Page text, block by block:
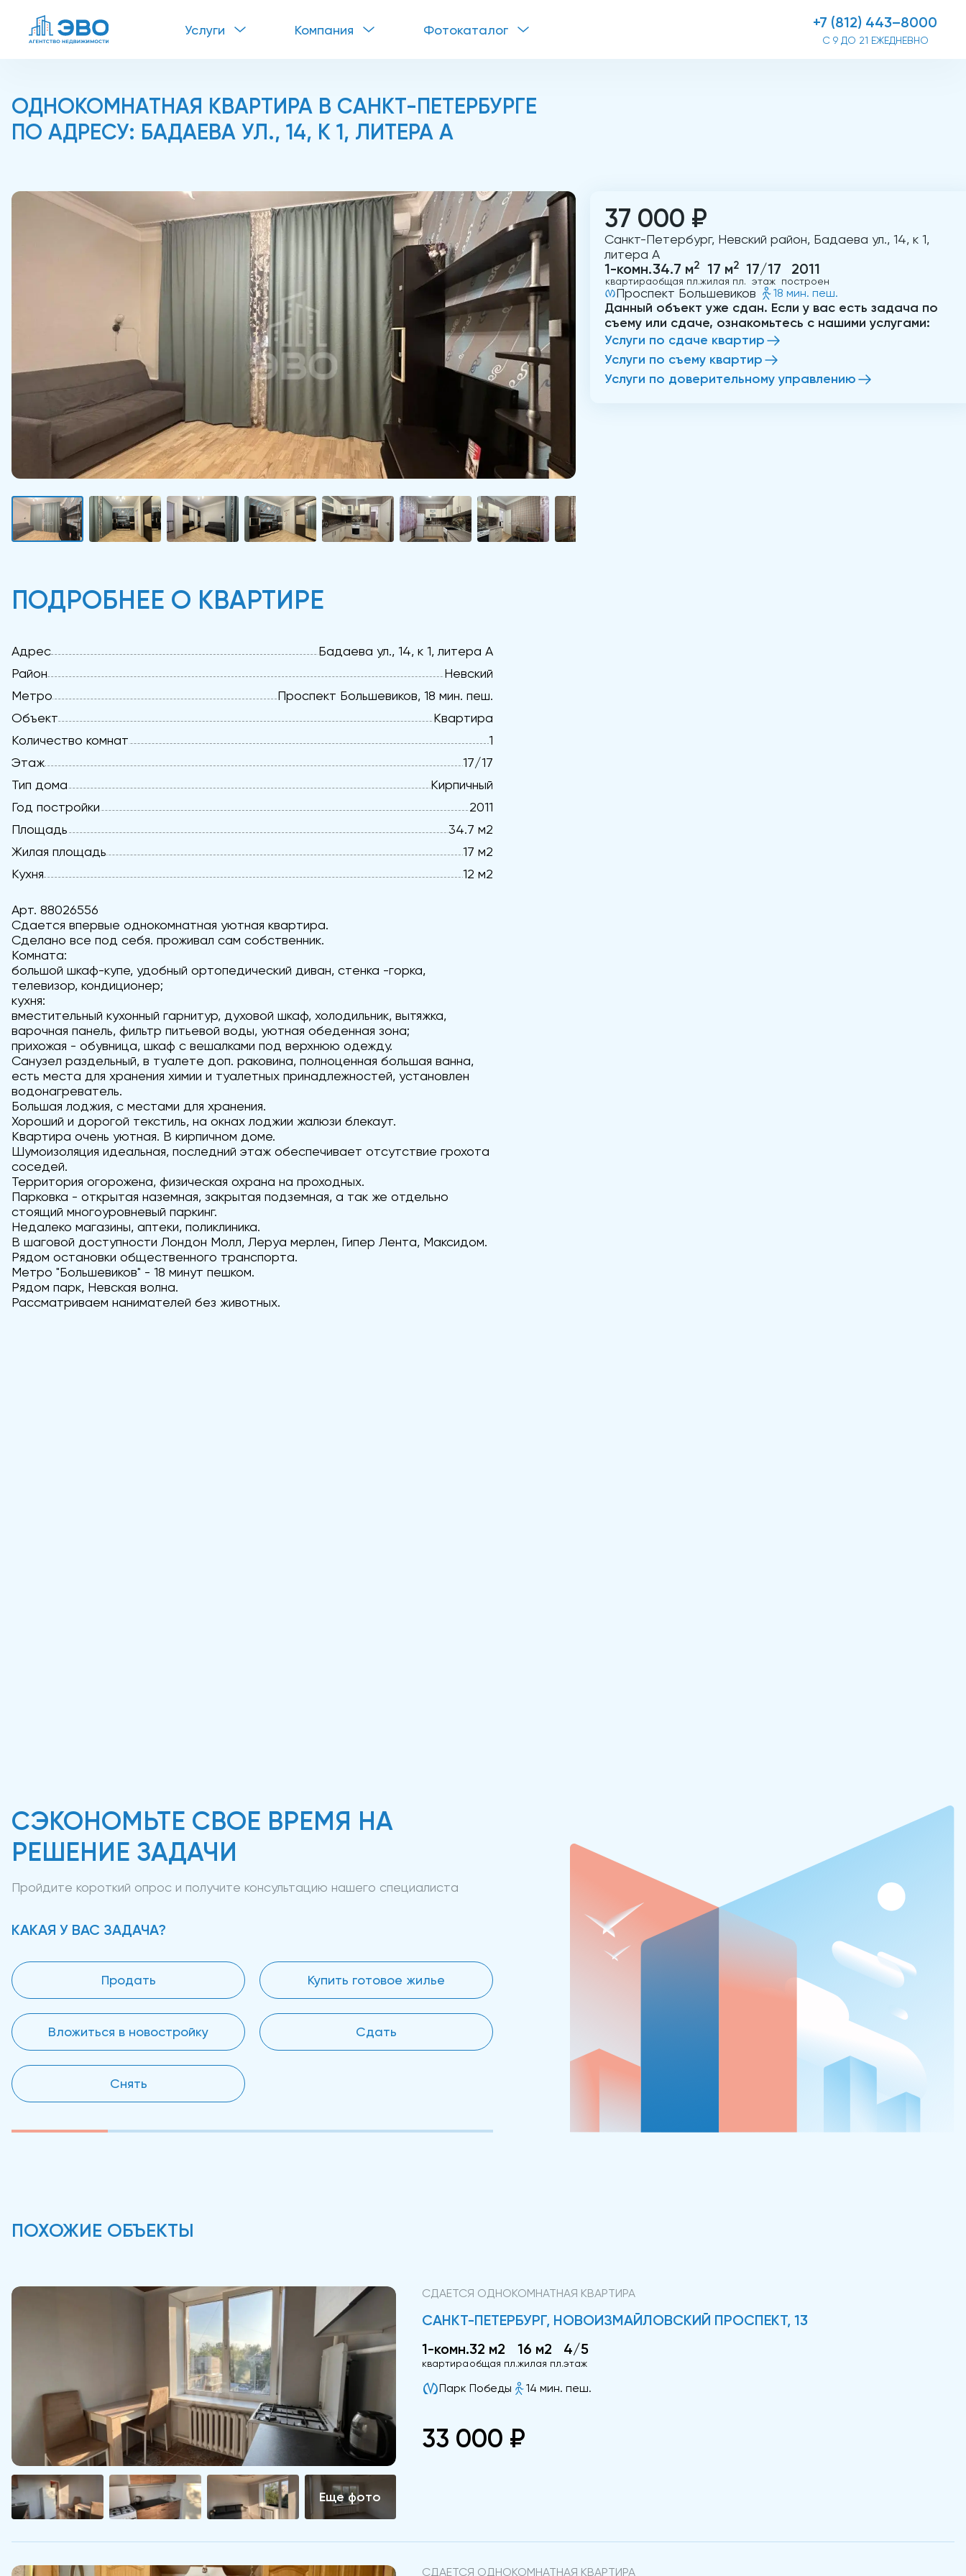
Услуги Компания Фотокаталог +7 (812) 443–8000
С 9 ДО 21 ЕЖЕДНЕВНО
ОДНОКОМНАТНАЯ КВАРТИРА В САНКТ-ПЕТЕРБУРГЕ
ПО АДРЕСУ: БАДАЕВА УЛ., 14, К 1, ЛИТЕРА А
ПОДРОБНЕЕ О КВАРТИРЕ
Адрес
Бадаева ул., 14, к 1, литера А
Район
Невский
Метро
Проспект Большевиков, 18 мин. пеш.
Объект
Квартира
Количество комнат
1
Этаж
17/17
Тип дома
Кирпичный
Год постройки
2011
Площадь
34.7 м2
Жилая площадь
17 м2
Кухня
12 м2
Арт. 88026556
Сдается впервые однокомнатная уютная квартира.
Сделано все под себя. проживал сам собственник.
Комната:
большой шкаф-купе, удобный ортопедический диван, стенка -горка,
телевизор, кондиционер;
кухня:
вместительный кухонный гарнитур, духовой шкаф, холодильник, вытяжка,
варочная панель, фильтр питьевой воды, уютная обеденная зона;
прихожая - обувница, шкаф с вешалками под верхнюю одежду.
Санузел раздельный, в туалете доп. раковина, полноценная большая ванна,
есть места для хранения химии и туалетных принадлежностей, установлен
водонагреватель.
Большая лоджия, с местами для хранения.
Хороший и дорогой текстиль, на окнах лоджии жалюзи блекаут.
Квартира очень уютная. В кирпичном доме.
Шумоизоляция идеальная, последний этаж обеспечивает отсутствие грохота
соседей.
Территория огорожена, физическая охрана на проходных.
Парковка - открытая наземная, закрытая подземная, а так же отдельно
стоящий многоуровневый паркинг.
Недалеко магазины, аптеки, поликлиника.
В шаговой доступности Лондон Молл, Леруа мерлен, Гипер Лента, Максидом.
Рядом остановки общественного транспорта.
Метро "Большевиков" - 18 минут пешком.
Рядом парк, Невская волна.
Рассматриваем нанимателей без животных.
37 000 ₽
Санкт-Петербург, Невский район, Бадаева ул., 14, к 1,
литера А
1-комн.
квартира
34.7 м2
общая пл.
17 м2
жилая пл.
17/17
этаж
2011
построен
Проспект Большевиков 18 мин. пеш.
Данный объект уже сдан. Если у вас есть задача по
съему или сдаче, ознакомьтесь с нашими услугами:
Услуги по сдаче квартир
Услуги по съему квартир
Услуги по доверительному управлению
СЭКОНОМЬТЕ СВОЕ ВРЕМЯ НА
РЕШЕНИЕ ЗАДАЧИ
Пройдите короткий опрос и получите консультацию нашего специалиста
КАКАЯ У ВАС ЗАДАЧА?
Продать Купить готовое жилье
Вложиться в новостройку Сдать
Снять
ПОХОЖИЕ ОБЪЕКТЫ
СДАЕТСЯ ОДНОКОМНАТНАЯ КВАРТИРА
САНКТ-ПЕТЕРБУРГ, НОВОИЗМАЙЛОВСКИЙ ПРОСПЕКТ, 13
1-комн.
квартира
32 м2
общая пл.
16 м2
жилая пл.
4/5
этаж
Парк Победы 14 мин. пеш.
33 000 ₽
СДАЕТСЯ ОДНОКОМНАТНАЯ КВАРТИРА